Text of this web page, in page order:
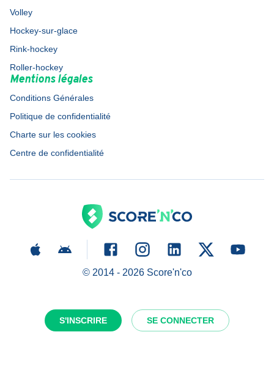
S'INSCRIRE SE CONNECTER
Volley
Hockey-sur-glace
Rink-hockey
Roller-hockey
Mentions légales
Conditions Générales
Politique de confidentialité
Charte sur les cookies
Centre de confidentialité
© 2014 - 2026Score'n'co